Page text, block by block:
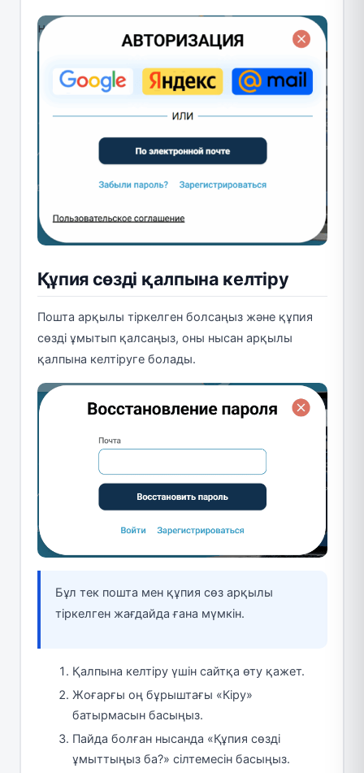
Құпия сөзді қалпына келтіру
Пошта арқылы тіркелген болсаңыз және құпия
сөзді ұмытып қалсаңыз, оны нысан арқылы
қалпына келтіруге болады.
Бұл тек пошта мен құпия сөз арқылы
тіркелген жағдайда ғана мүмкін.
Қалпына келтіру үшін сайтқа өту қажет.
Жоғарғы оң бұрыштағы «Кіру»
батырмасын басыңыз.
Пайда болған нысанда «Құпия сөзді
ұмыттыңыз ба?» сілтемесін басыңыз.